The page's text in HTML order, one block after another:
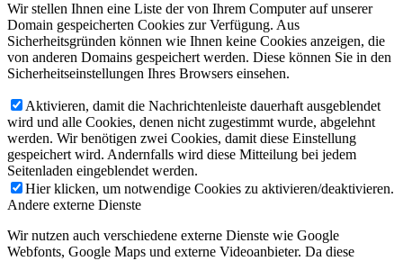
Wir stellen Ihnen eine Liste der von Ihrem Computer auf unserer
Domain gespeicherten Cookies zur Verfügung. Aus
Sicherheitsgründen können wie Ihnen keine Cookies anzeigen, die
von anderen Domains gespeichert werden. Diese können Sie in den
Sicherheitseinstellungen Ihres Browsers einsehen.
Aktivieren, damit die Nachrichtenleiste dauerhaft ausgeblendet
wird und alle Cookies, denen nicht zugestimmt wurde, abgelehnt
werden. Wir benötigen zwei Cookies, damit diese Einstellung
gespeichert wird. Andernfalls wird diese Mitteilung bei jedem
Seitenladen eingeblendet werden.
Hier klicken, um notwendige Cookies zu aktivieren/deaktivieren.
Andere externe Dienste
Wir nutzen auch verschiedene externe Dienste wie Google
Webfonts, Google Maps und externe Videoanbieter. Da diese